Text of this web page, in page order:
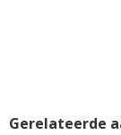
Gerelateerde